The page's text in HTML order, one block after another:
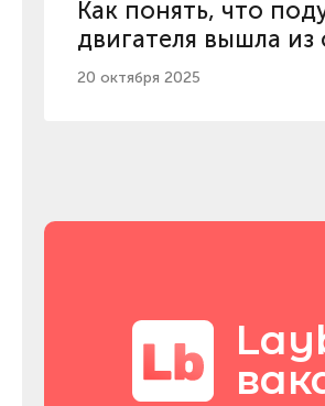
Как понять, что
двигателя вышла из
20 октября 2025